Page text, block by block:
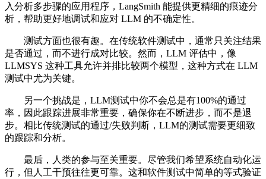
入分析多步骤的应用程序，LangSmith 能提供更精细的痕迹分
析，帮助更好地调试和应对 LLM 的不确定性。
测试方面也很有趣。在传统软件测试中，通常只关注结果
是否通过，而不进行成对比较。然而，LLM 评估中，像
LLMSYS 这种工具允许并排比较两个模型，这种方式在 LLM
测试中尤为关键。
另一个挑战是，LLM测试中你不会总是有100%的通过
率，因此跟踪进展非常重要，确保你在不断进步，而不是退
步。相比传统测试的通过/失败判断，LLM的测试需要更细致
的跟踪和分析。
最后，人类的参与至关重要。尽管我们希望系统自动化运
行，但人工干预往往更可靠。这和软件测试中简单的等式验证